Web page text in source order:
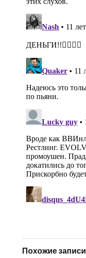
Похожие записи